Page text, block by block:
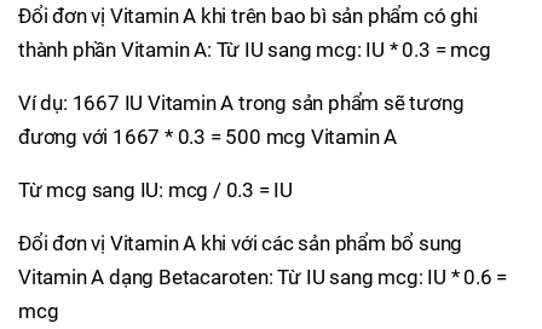
Đổi đơn vị Vitamin A khi trên bao bì sản phẩm có ghi
thành phần Vitamin A: Từ IU sang mcg: IU * 0.3 = mcg
Ví dụ: 1667 IU Vitamin A trong sản phẩm sẽ tương
đương với 1667 * 0.3 = 500 mcg Vitamin A
Từ mcg sang IU: mcg / 0.3 = IU
Đổi đơn vị Vitamin A khi với các sản phẩm bổ sung
Vitamin A dạng Betacaroten: Từ IU sang mcg: IU * 0.6 =
mcg